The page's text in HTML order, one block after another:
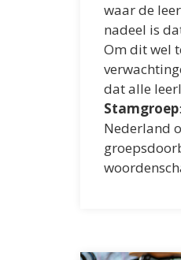
waar de
nadeel is
Om dit wel
dat alle
Stamgroep
Nederland